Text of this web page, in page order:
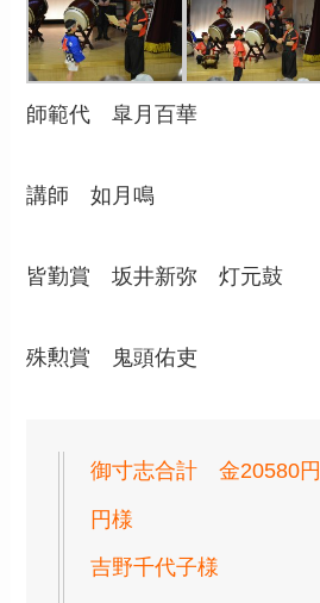
師範代 皐月百華
講師 如月鳴
皆勤賞 坂井新弥 灯元鼓
殊勲賞 鬼頭佑吏
御寸志合計 金20580円
円様
吉野千代子様